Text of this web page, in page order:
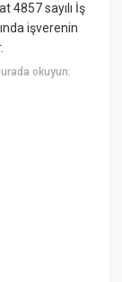
4857 sayılı İş
işverenin
okuyun: